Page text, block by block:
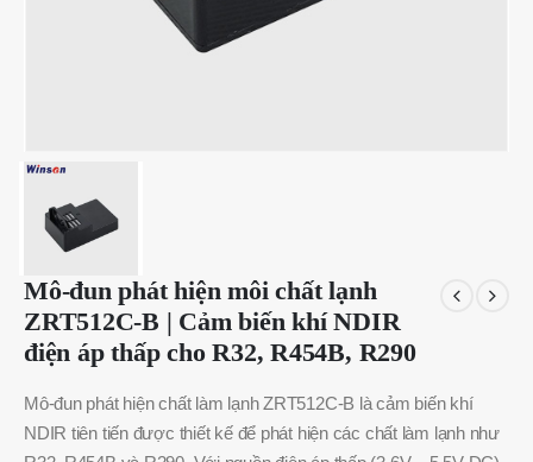
Mô-đun phát hiện môi chất lạnh
ZRT512C-B | Cảm biến khí NDIR
điện áp thấp cho R32, R454B, R290
Mô-đun phát hiện chất làm lạnh ZRT512C-B là cảm biến khí
NDIR tiên tiến được thiết kế để phát hiện các chất làm lạnh như